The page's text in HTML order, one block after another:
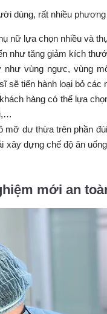
dùng, rất nhiều
nữ lựa chọn nhiều và
như tăng giảm kích
như vùng ngực, vùng
sẽ tiến hành loại bỏ các
hàng có thể lựa
mỡ dư thừa trên phần
xây dựng chế độ ăn
mới an